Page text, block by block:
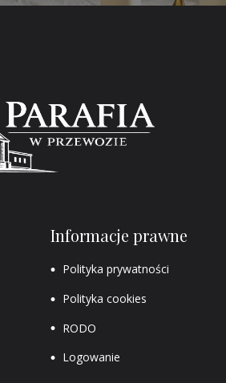
Informacje prawne
Polityka prywatności
Polityka cookies
RODO
Logowanie